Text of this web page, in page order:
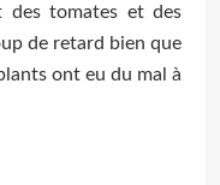
des tomates et des
de retard bien que
ont eu du mal à